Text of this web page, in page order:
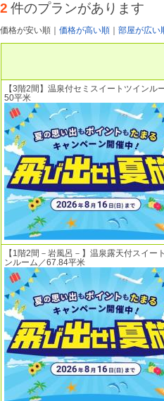
2 件のプランがあります
価格が安い順 価格が高い順 部屋が広い
【3階2間】温泉付セミスイートツインル
50平米
【1階2間－岩風呂－】温泉露天付スイー
ンルーム／67.84平米